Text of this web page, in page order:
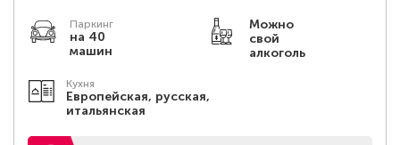
Паркинг
на 40
машин
Можно
свой
алкоголь
Кухня
Европейская, русская,
итальянская